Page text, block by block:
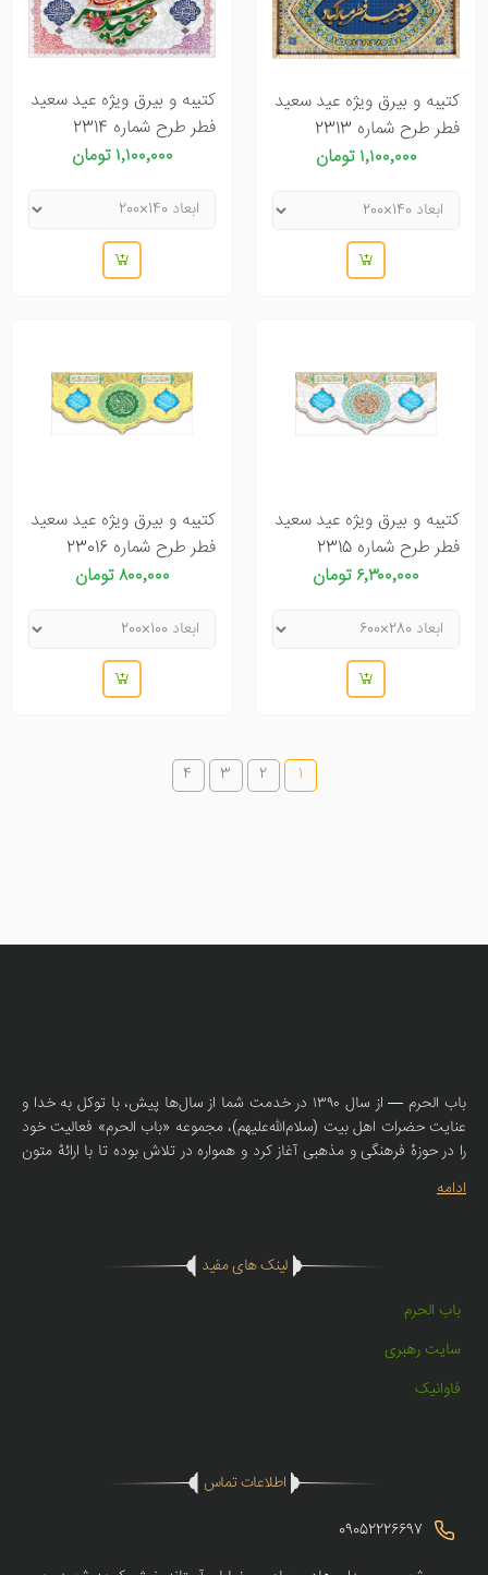
کتیبه و بیرق ویژه عید سعید
فطر طرح شماره 2313
۱٬۱۰۰٬۰۰۰ تومان
کتیبه و بیرق ویژه عید سعید
فطر طرح شماره 2314
۱٬۱۰۰٬۰۰۰ تومان
کتیبه و بیرق ویژه عید سعید
فطر طرح شماره 2315
۶٬۳۰۰٬۰۰۰ تومان
کتیبه و بیرق ویژه عید سعید
فطر طرح شماره 23016
۸۰۰٬۰۰۰ تومان
1
2
3
4
باب الحرم — از سال ۱۳۹۰ در خدمت شما از سال‌ها پیش، با توکل به خدا و
عنایت حضرات اهل بیت (سلام‌الله‌علیهم)، مجموعه «باب الحرم» فعالیت خود
را در حوزهٔ فرهنگی و مذهبی آغاز کرد و همواره در تلاش بوده تا با ارائهٔ متون
صحیحهٔ روضه، سبک‌های اصیل نوحه و مولودی، همراهی صمیمانه‌ای با
سخنرانان، مادحین و دوستداران اهل بیت (ع) داشته باشد. امروز، با همان
مکتوب معتبر — را در دسترس عاشقان اهل بیت (ع) در سراسر کشور قرار
(ع) را منتقل می‌کنیم.
ادامه
لینک های مفید
باب الحرم
سایت رهبری
فاوانیک
اطلاعات تماس
09052226697